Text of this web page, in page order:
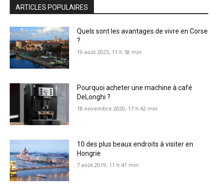
ARTICLES POPULAIRES
Quels sont les avantages de vivre en Corse
?
19 août 2023, 11 h 58 min
Pourquoi acheter une machine à café
DeLonghi ?
18 novembre 2020, 17 h 42 min
10 des plus beaux endroits à visiter en
Hongrie
7 août 2019, 11 h 41 min